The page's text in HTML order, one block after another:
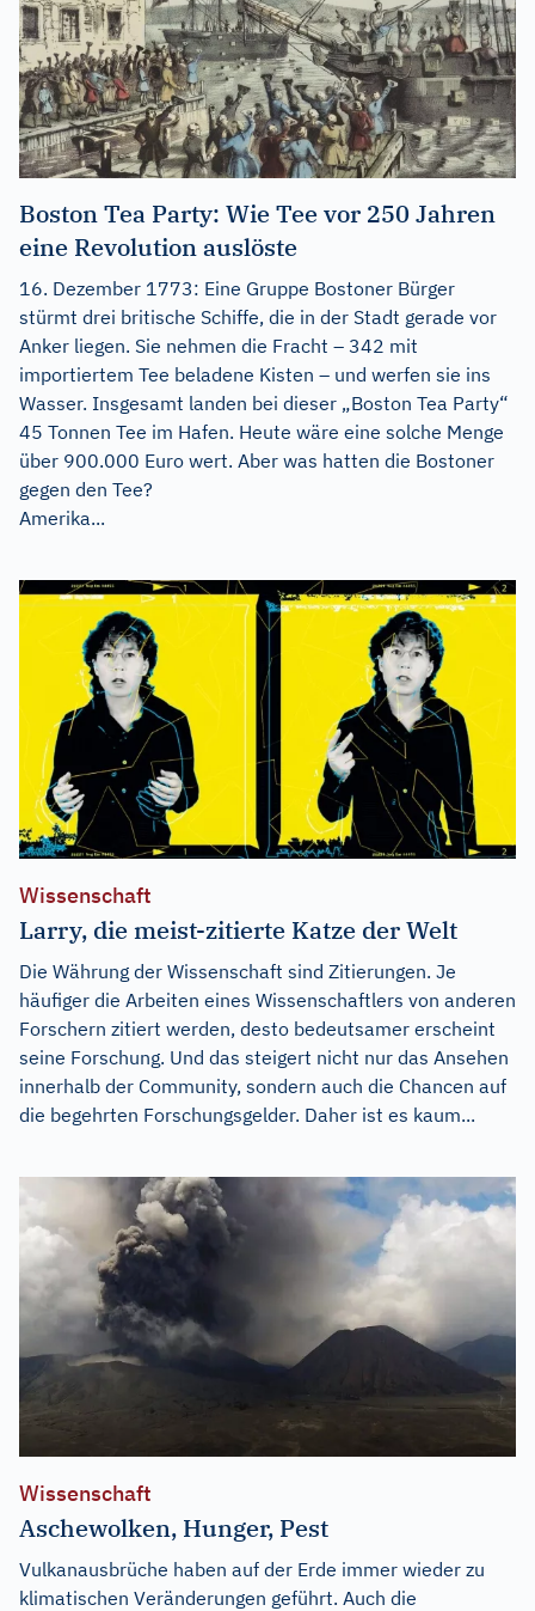
Boston Tea Party: Wie Tee vor 250 Jahren
eine Revolution auslöste
16. Dezember 1773: Eine Gruppe Bostoner Bürger
stürmt drei britische Schiffe, die in der Stadt gerade vor
Anker liegen. Sie nehmen die Fracht – 342 mit
importiertem Tee beladene Kisten – und werfen sie ins
Wasser. Insgesamt landen bei dieser „Boston Tea Party“
45 Tonnen Tee im Hafen. Heute wäre eine solche Menge
über 900.000 Euro wert. Aber was hatten die Bostoner
gegen den Tee?
Amerika...
Wissenschaft
Larry, die meist-zitierte Katze der Welt
Die Währung der Wissenschaft sind Zitierungen. Je
häufiger die Arbeiten eines Wissenschaftlers von anderen
Forschern zitiert werden, desto bedeutsamer erscheint
seine Forschung. Und das steigert nicht nur das Ansehen
innerhalb der Community, sondern auch die Chancen auf
die begehrten Forschungsgelder. Daher ist es kaum...
Wissenschaft
Aschewolken, Hunger, Pest
Vulkanausbrüche haben auf der Erde immer wieder zu
klimatischen Veränderungen geführt. Auch die